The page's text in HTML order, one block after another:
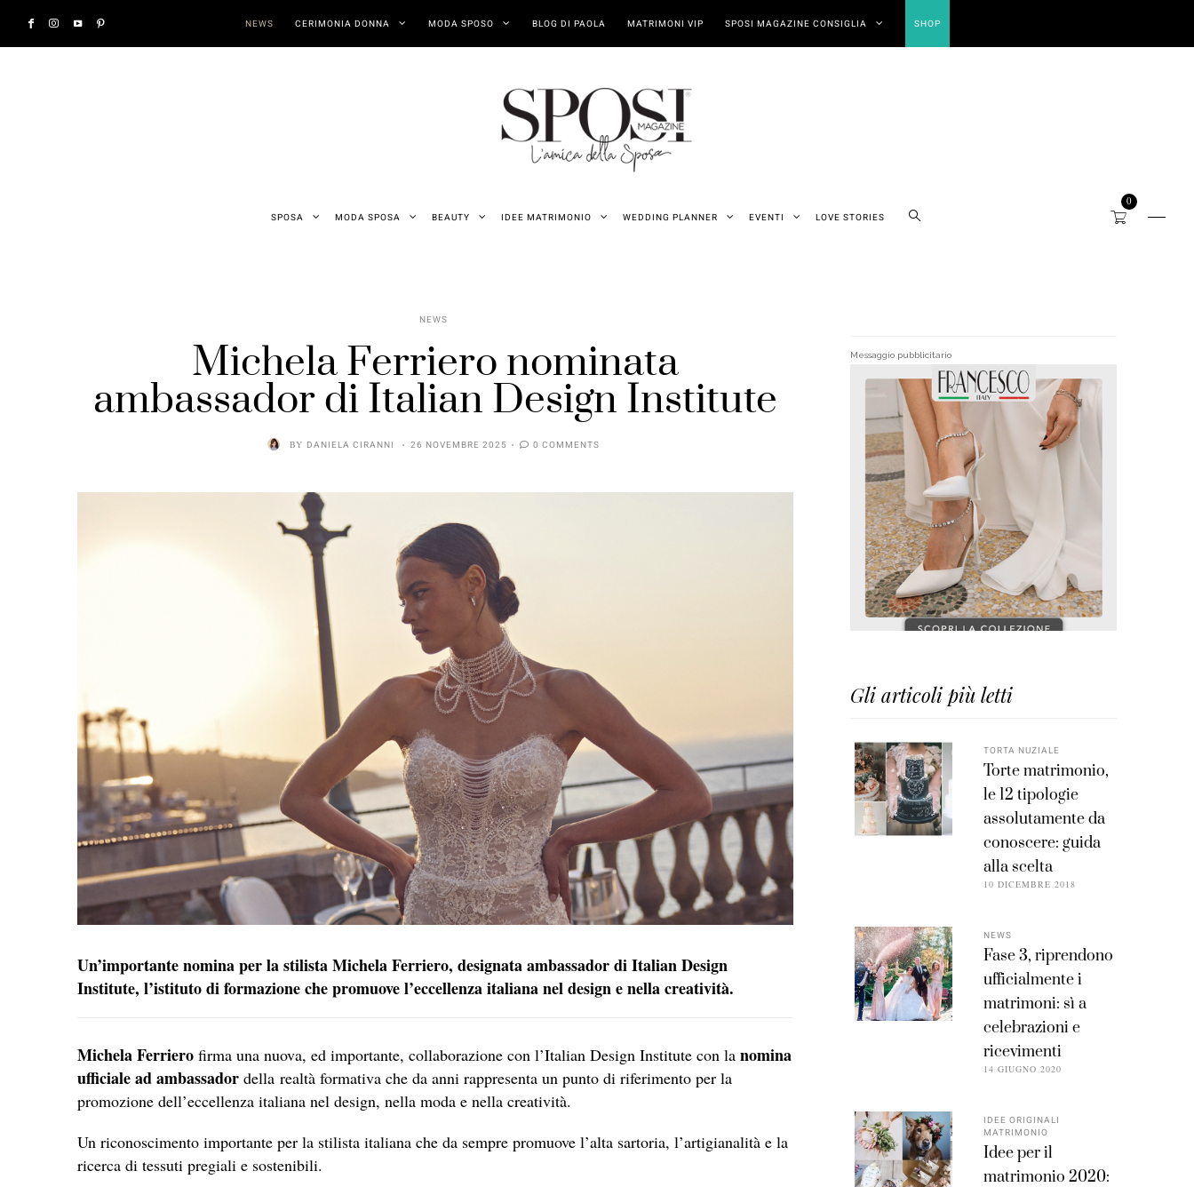
NEWS CERIMONIA DONNA MODA SPOSO BLOG DI PAOLA MATRIMONI VIP SPOSI MAGAZINE CONSIGLIA SHOP
SPOSA MODA SPOSA BEAUTY IDEE MATRIMONIO WEDDING PLANNER EVENTI LOVE STORIES
0
NEWS
Michela Ferriero nominata
ambassador di Italian Design Institute
BY DANIELA CIRANNI 26 NOVEMBRE 2025 0 COMMENTS
Un’importante nomina per la stilista Michela Ferriero, designata ambassador di Italian Design
Institute, l’istituto di formazione che promuove l’eccellenza italiana nel design e nella creatività.
Michela Ferriero firma una nuova, ed importante, collaborazione con l’Italian Design Institute con la nomina
ufficiale ad ambassador della realtà formativa che da anni rappresenta un punto di riferimento per la
promozione dell’eccellenza italiana nel design, nella moda e nella creatività.
Un riconoscimento importante per la stilista italiana che da sempre promuove l’alta sartoria, l’artigianalità e la
ricerca di tessuti pregiali e sostenibili.
Messaggio pubblicitario
Gli articoli più letti
TORTA NUZIALE
Torte matrimonio,
le 12 tipologie
assolutamente da
conoscere: guida
alla scelta
10 DICEMBRE 2018
NEWS
Fase 3, riprendono
ufficialmente i
matrimoni: sì a
celebrazioni e
ricevimenti
14 GIUGNO 2020
IDEE ORIGINALI
MATRIMONIO
Idee per il
matrimonio 2020: